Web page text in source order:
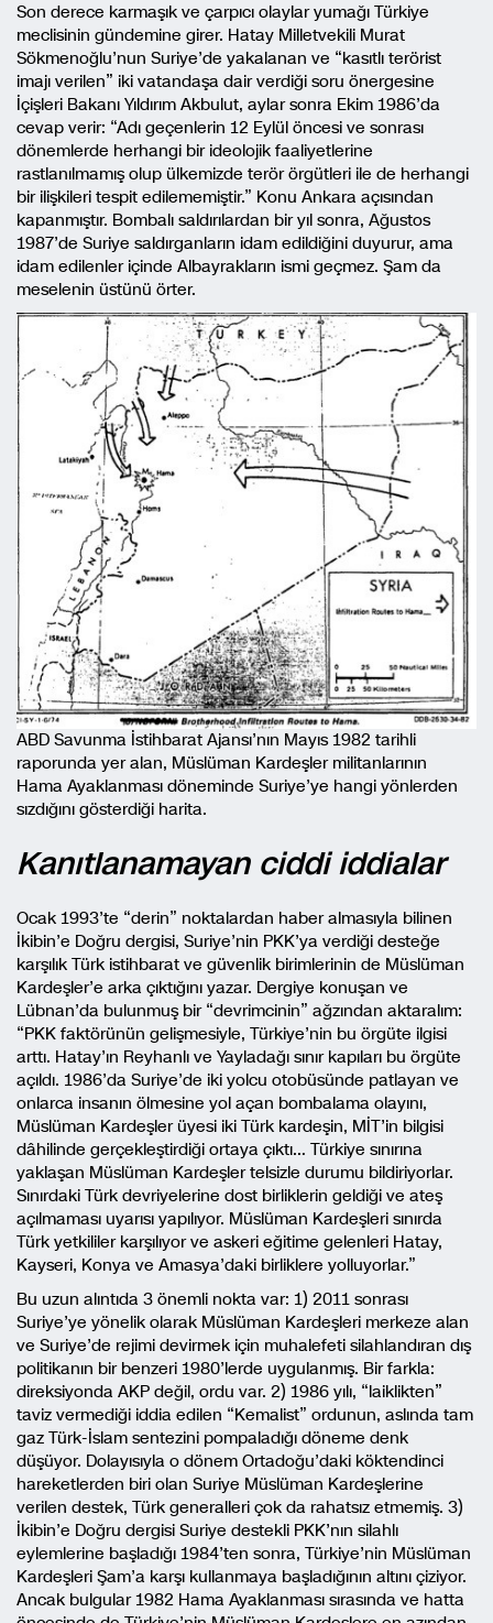
Son derece karmaşık ve çarpıcı olaylar yumağı Türkiye
meclisinin gündemine girer. Hatay Milletvekili Murat
Sökmenoğlu’nun Suriye’de yakalanan ve “kasıtlı terörist
imajı verilen” iki vatandaşa dair verdiği soru önergesine
İçişleri Bakanı Yıldırım Akbulut, aylar sonra Ekim 1986’da
cevap verir: “Adı geçenlerin 12 Eylül öncesi ve sonrası
dönemlerde herhangi bir ideolojik faaliyetlerine
rastlanılmamış olup ülkemizde terör örgütleri ile de herhangi
bir ilişkileri tespit edilememiştir.” Konu Ankara açısından
kapanmıştır. Bombalı saldırılardan bir yıl sonra, Ağustos
1987’de Suriye saldırganların idam edildiğini duyurur, ama
idam edilenler içinde Albayrakların ismi geçmez. Şam da
meselenin üstünü örter.
ABD Savunma İstihbarat Ajansı’nın Mayıs 1982 tarihli
raporunda yer alan, Müslüman Kardeşler militanlarının
Hama Ayaklanması döneminde Suriye’ye hangi yönlerden
sızdığını gösterdiği harita.
Kanıtlanamayan ciddi iddialar
Ocak 1993’te “derin” noktalardan haber almasıyla bilinen
İkibin’e Doğru dergisi, Suriye’nin PKK’ya verdiği desteğe
karşılık Türk istihbarat ve güvenlik birimlerinin de Müslüman
Kardeşler’e arka çıktığını yazar. Dergiye konuşan ve
Lübnan’da bulunmuş bir “devrimcinin” ağzından aktaralım:
“PKK faktörünün gelişmesiyle, Türkiye’nin bu örgüte ilgisi
arttı. Hatay’ın Reyhanlı ve Yayladağı sınır kapıları bu örgüte
açıldı. 1986’da Suriye’de iki yolcu otobüsünde patlayan ve
onlarca insanın ölmesine yol açan bombalama olayını,
Müslüman Kardeşler üyesi iki Türk kardeşin, MİT’in bilgisi
dâhilinde gerçekleştirdiği ortaya çıktı… Türkiye sınırına
yaklaşan Müslüman Kardeşler telsizle durumu bildiriyorlar.
Sınırdaki Türk devriyelerine dost birliklerin geldiği ve ateş
açılmaması uyarısı yapılıyor. Müslüman Kardeşleri sınırda
Türk yetkililer karşılıyor ve askeri eğitime gelenleri Hatay,
Kayseri, Konya ve Amasya’daki birliklere yolluyorlar.”
Bu uzun alıntıda 3 önemli nokta var: 1) 2011 sonrası
Suriye’ye yönelik olarak Müslüman Kardeşleri merkeze alan
ve Suriye’de rejimi devirmek için muhalefeti silahlandıran dış
politikanın bir benzeri 1980’lerde uygulanmış. Bir farkla:
direksiyonda AKP değil, ordu var. 2) 1986 yılı, “laiklikten”
taviz vermediği iddia edilen “Kemalist” ordunun, aslında tam
gaz Türk-İslam sentezini pompaladığı döneme denk
düşüyor. Dolayısıyla o dönem Ortadoğu’daki köktendinci
hareketlerden biri olan Suriye Müslüman Kardeşlerine
verilen destek, Türk generalleri çok da rahatsız etmemiş. 3)
İkibin’e Doğru dergisi Suriye destekli PKK’nın silahlı
eylemlerine başladığı 1984’ten sonra, Türkiye’nin Müslüman
Kardeşleri Şam’a karşı kullanmaya başladığının altını çiziyor.
Ancak bulgular 1982 Hama Ayaklanması sırasında ve hatta